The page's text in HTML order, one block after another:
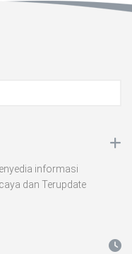
informasi
dan Terupdate